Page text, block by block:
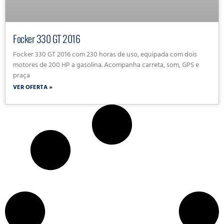
Focker 330 GT 2016
Focker 330 GT 2016 com 230 horas de uso, equipada com dois
motores de 200 HP a gasolina. Acompanha carreta, som, GPS e
praça
VER OFERTA »